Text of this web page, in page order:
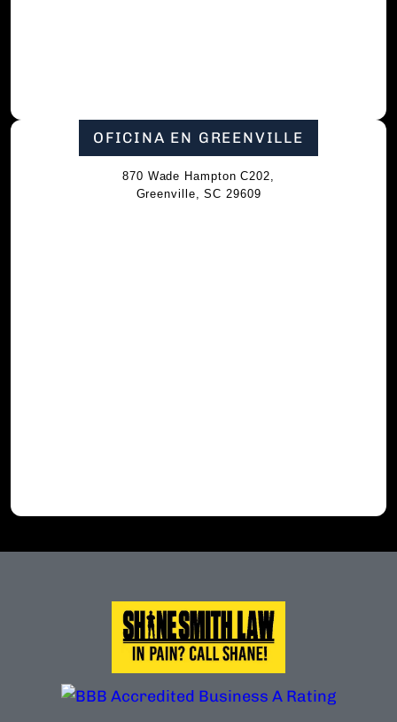
OFICINA EN GREENVILLE
870 Wade Hampton C202,
Greenville, SC 29609